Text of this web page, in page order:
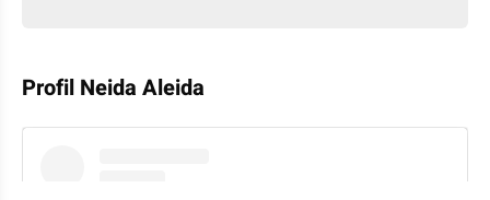
Profil Neida Aleida